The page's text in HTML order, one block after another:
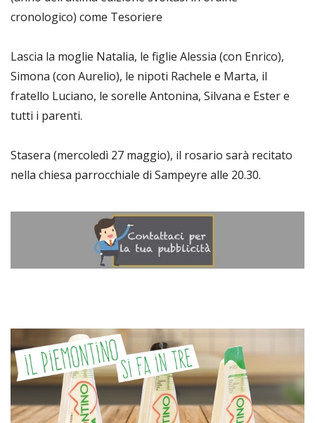
cronologico) come Tesoriere
Lascia la moglie Natalia, le figlie Alessia (con Enrico),
Simona (con Aurelio), le nipoti Rachele e Marta, il
fratello Luciano, le sorelle Antonina, Silvana e Ester e
tutti i parenti.
Stasera (mercoledì 27 maggio), il rosario sarà recitato
nella chiesa parrocchiale di Sampeyre alle 20.30.